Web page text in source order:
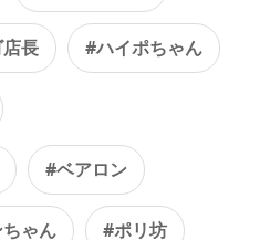
長 #ハイポちゃん
#ベアロン
ゃん #ポリ坊